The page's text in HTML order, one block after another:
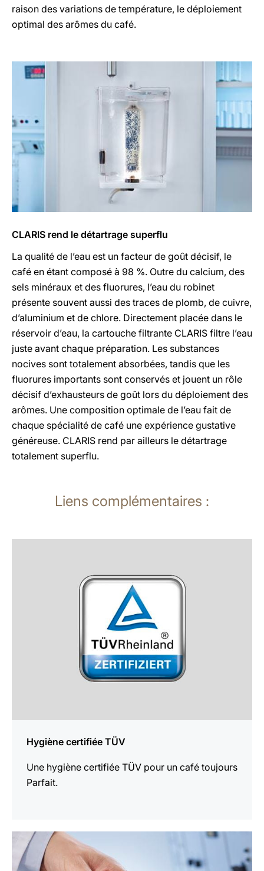
raison des variations de température, le déploiement
optimal des arômes du café.
CLARIS rend le détartrage superflu
La qualité de l’eau est un facteur de goût décisif, le
café en étant composé à 98 %. Outre du calcium, des
sels minéraux et des fluorures, l’eau du robinet
présente souvent aussi des traces de plomb, de cuivre,
d’aluminium et de chlore. Directement placée dans le
réservoir d’eau, la cartouche filtrante CLARIS filtre l’eau
juste avant chaque préparation. Les substances
nocives sont totalement absorbées, tandis que les
fluorures importants sont conservés et jouent un rôle
décisif d’exhausteurs de goût lors du déploiement des
arômes. Une composition optimale de l’eau fait de
chaque spécialité de café une expérience gustative
généreuse. CLARIS rend par ailleurs le détartrage
totalement superflu.
Liens complémentaires :
Hygiène certifiée TÜV
Une hygiène certifiée TÜV pour un café toujours
Parfait.
savoir